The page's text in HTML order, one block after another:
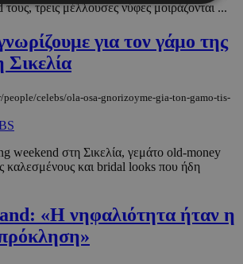
τρεις μέλλουσες νύφες μοιράζονται ...
για τον γάμο της
celebs/ola-osa-gnorizoyme-gia-ton-gamo-tis-
weekend στη Σικελία, γεμάτο old-money
καλεσμένους και bridal looks που ήδη
«Η νηφαλιότητα ήταν η
απαραίτητα
Λειτουργικότητας
απαραίτητα cookies επιτρέπουν
του ιστότοπου, όπως τη
και τη διαχείριση λογαριασμού.
δεν μπορεί να χρησιμοποιηθεί σωστά
απαραίτητα cookies.
www.must.com.cy 12 ώρες